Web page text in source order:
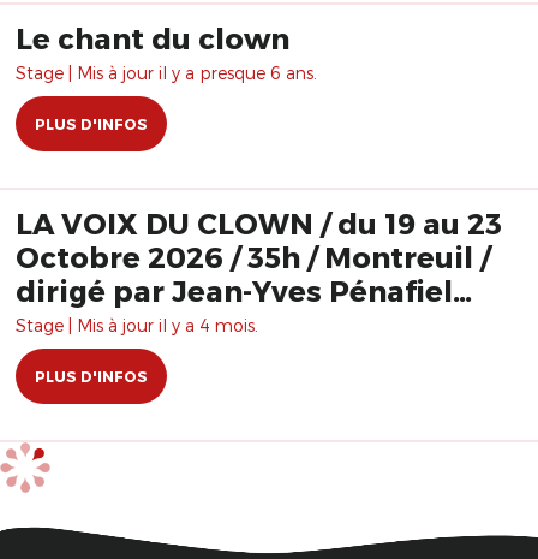
Le chant du clown
Stage | Mis à jour il y a presque 6 ans.
PLUS D'INFOS
LA VOIX DU CLOWN / du 19 au 23
Octobre 2026 / 35h / Montreuil /
dirigé par Jean-Yves Pénafiel
(voix) et Fred Robbe (clown)
Stage | Mis à jour il y a 4 mois.
PLUS D'INFOS